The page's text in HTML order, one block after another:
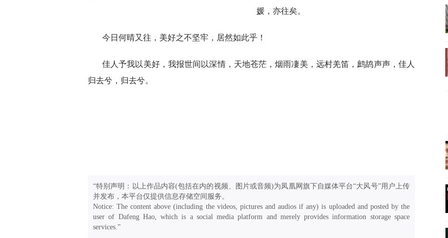
媛，亦往矣。
今日何晴又往，美好之不坚牢，居然如此乎！
佳人予我以美好，我报世间以深情，天地苍茫，烟雨凄美，远村羌笛，鹧鸪声声，佳人
归去兮，归去兮。
“特别声明：以上作品内容(包括在内的视频、图片或音频)为凤凰网旗下自媒体平台“大风号”用户上传
并发布，本平台仅提供信息存储空间服务。
Notice: The content above (including the videos, pictures and audios if any) is uploaded and posted by the
user of Dafeng Hao, which is a social media platform and merely provides information storage space
services.”